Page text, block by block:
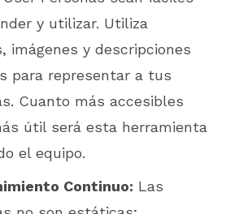
y utilizar. Utiliza
imágenes y descripciones
para representar a tus
Cuanto más accesibles
útil será esta herramienta
el equipo.
Continuo: Las